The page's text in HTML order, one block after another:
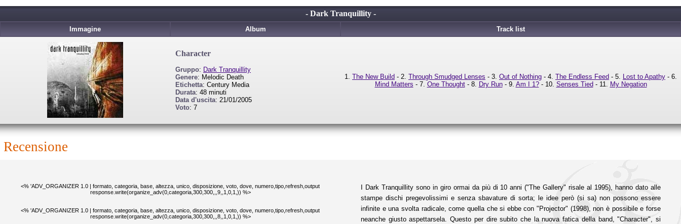
- Dark Tranquillity -
Immagine Album Track list
Character
Gruppo: Dark Tranquillity
Genere: Melodic Death
Etichetta: Century Media
Durata: 48 minuti
Data d'uscita: 21/01/2005
Voto: 7
1. The New Build - 2. Through Smudged Lenses - 3. Out of Nothing - 4. The Endless Feed - 5. Lost to Apathy - 6.
Mind Matters - 7. One Thought- 8. Dry Run- 9. Am I 1?- 10. Senses Tied - 11. My Negation
recensione
<% 'ADV_ORGANIZER 1.0 | formato, categoria, base, altezza, unico, disposizione, voto, dove, numero,tipo,refresh,output
response.write(organize_adv(0,categoria,300,300,,,9,,1,0,1,)) %>
<% 'ADV_ORGANIZER 1.0 | formato, categoria, base, altezza, unico, disposizione, voto, dove, numero,tipo,refresh,output
response.write(organize_adv(0,categoria,300,300,,,8,,1,0,1,)) %>
I Dark Tranquillity sono in giro ormai da più di 10 anni ("The Gallery" risale al 1995), hanno dato alle
stampe dischi pregevolissimi e senza sbavature di sorta; le idee però (si sa) non possono essere
infinite e una svolta radicale, come quella che si ebbe con "Projector" (1998), non è possibile e forse
neanche giusto aspettarsela. Questo per dire subito che la nuova fatica della band, "Character", si